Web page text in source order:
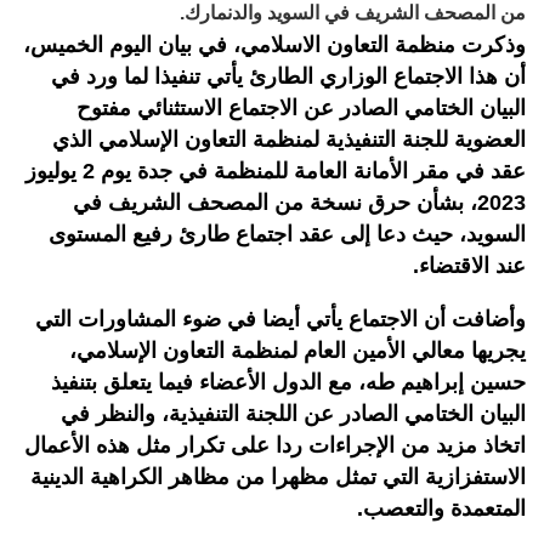
من المصحف الشريف في السويد والدنمارك.
وذكرت منظمة التعاون الاسلامي، في بيان اليوم الخميس،
أن هذا الاجتماع الوزاري الطارئ يأتي تنفيذا لما ورد في
البيان الختامي الصادر عن الاجتماع الاستثنائي مفتوح
العضوية للجنة التنفيذية لمنظمة التعاون الإسلامي الذي
عقد في مقر الأمانة العامة للمنظمة في جدة يوم 2 يوليوز
2023، بشأن حرق نسخة من المصحف الشريف في
السويد، حيث دعا إلى عقد اجتماع طارئ رفيع المستوى
عند الاقتضاء.
وأضافت أن الاجتماع يأتي أيضا في ضوء المشاورات التي
يجريها معالي الأمين العام لمنظمة التعاون الإسلامي،
حسين إبراهيم طه، مع الدول الأعضاء فيما يتعلق بتنفيذ
البيان الختامي الصادر عن اللجنة التنفيذية، والنظر في
اتخاذ مزيد من الإجراءات ردا على تكرار مثل هذه الأعمال
الاستفزازية التي تمثل مظهرا من مظاهر الكراهية الدينية
المتعمدة والتعصب.